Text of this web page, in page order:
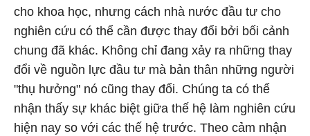
cho khoa học, nhưng cách nhà nước đầu tư cho
nghiên cứu có thể cần được thay đổi bởi bối cảnh
chung đã khác. Không chỉ đang xảy ra những thay
đổi về nguồn lực đầu tư mà bản thân những người
"thụ hưởng" nó cũng thay đổi. Chúng ta có thể
nhận thấy sự khác biệt giữa thế hệ làm nghiên cứu
hiện nay so với các thế hệ trước. Theo cảm nhận